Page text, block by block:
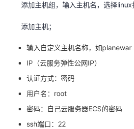
添加主机组，输入主机名，选择linux
添加主机；
输入自定义主机名称，如planewar
IP （云服务弹性公网IP）
认证方式：密码
用户名： root
密码：自己云服务器ECS的密码
ssh端口： 22